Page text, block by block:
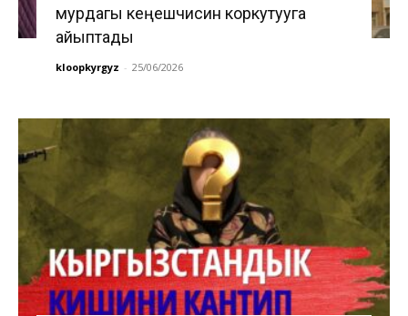
мурдагы кеңешчисин коркутууга
айыптады
kloopkyrgyz - 25/06/2026